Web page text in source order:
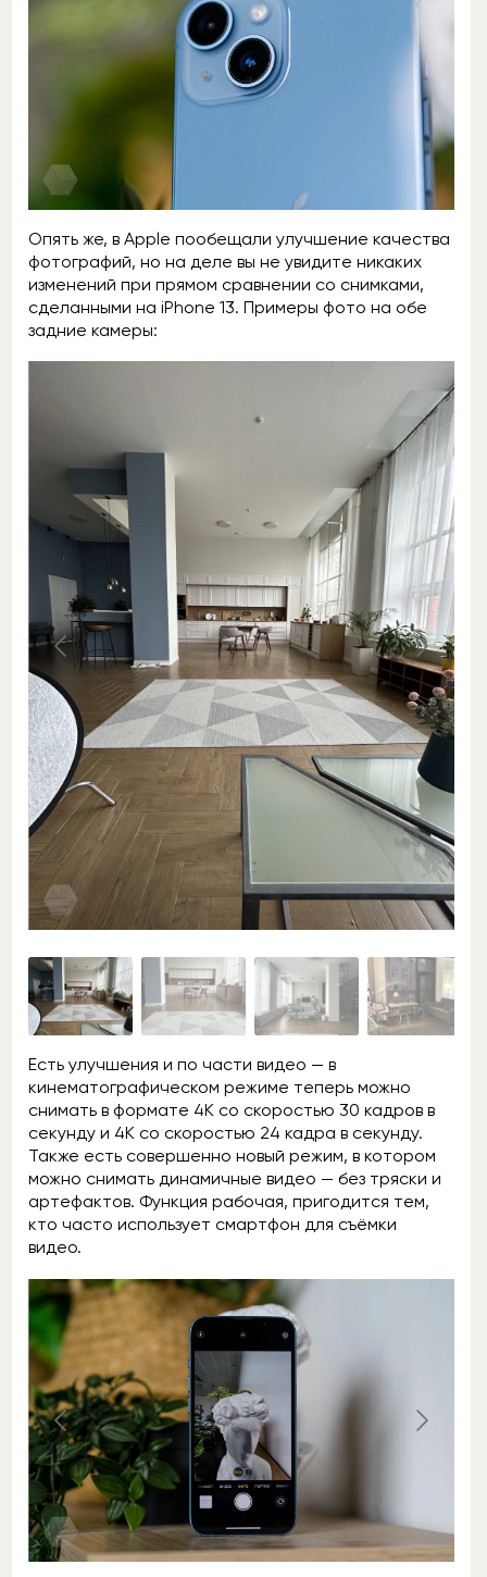
Опять же, в Apple пообещали улучшение качества
фотографий, но на деле вы не увидите никаких
изменений при прямом сравнении со снимками,
сделанными на iPhone 13. Примеры фото на обе
задние камеры:
Есть улучшения и по части видео — в
кинематографическом режиме теперь можно
снимать в формате 4K со скоростью 30 кадров в
секунду и 4K со скоростью 24 кадра в секунду.
Также есть совершенно новый режим, в котором
можно снимать динамичные видео — без тряски и
артефактов. Функция рабочая, пригодится тем,
кто часто использует смартфон для съёмки
видео.